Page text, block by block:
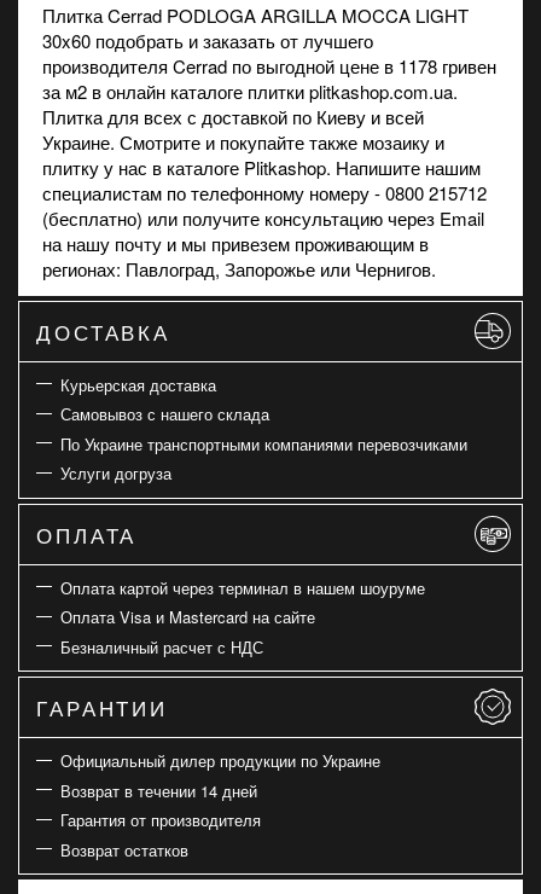
Плитка Cerrad PODLOGA ARGILLA MOCCA LIGHT
30x60 подобрать и заказать от лучшего
производителя Cerrad по выгодной цене в 1178 гривен
за м2 в онлайн каталоге плитки plitkashop.com.ua.
Плитка для всех с доставкой по Киеву и всей
Украине. Смотрите и покупайте также мозаику и
плиткуу нас в каталоге Plitkashop. Напишите нашим
специалистам по телефонному номеру - 0800 215712
(бесплатно) или получите консультацию через Email
на нашу почту и мы привезем проживающим в
регионах: Павлоград, Запорожье или Чернигов.
ДОСТАВКА
Курьерская доставка
Самовывоз с нашего склада
По Украине транспортными компаниями перевозчиками
Услуги догруза
ОПЛАТА
Оплата картой через терминал в нашем шоуруме
Оплата Visa и Mastercard на сайте
Безналичный расчет с НДС
ГАРАНТИИ
Официальный дилер продукции по Украине
Возврат в течении 14 дней
Гарантия от производителя
Возврат остатков